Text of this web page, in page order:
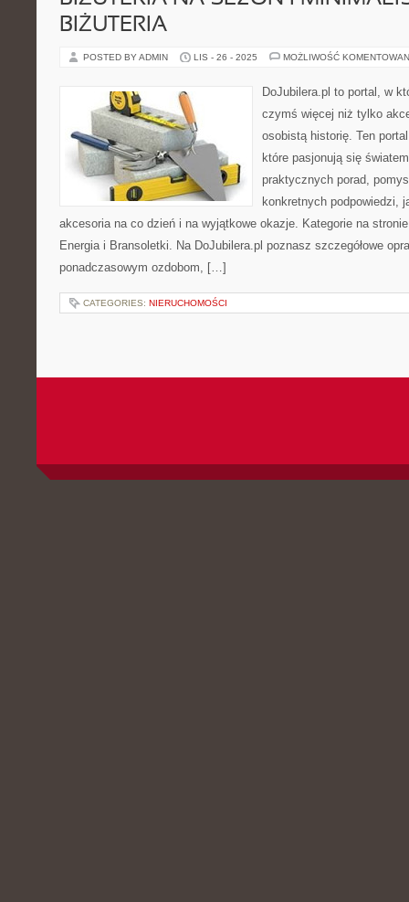
BIŻUTERIA
POSTED BY ADMIN LIS - 26 - 2025 MOŻLIWOŚĆ
DoJubilera.pl to portal, w
czymś więcej niż tylko
osobistą historię. Ten
które pasjonują się
praktycznych porad,
konkretnych podpowiedzi,
akcesoria na co dzień i na wyjątkowe okazje. Kategorie na
Energia i Bransoletki. Na DoJubilera.pl poznasz szczegółowe
ponadczasowym ozdobom, […]
CATEGORIES: NIERUCHOMOŚCI